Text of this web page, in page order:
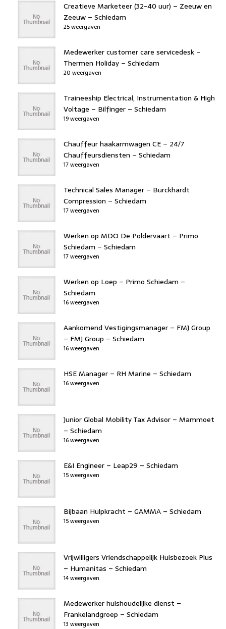
Creatieve Marketeer (32-40 uur) – Zeeuw en
Zeeuw – Schiedam
25 weergaven
Medewerker customer care servicedesk –
Thermen Holiday – Schiedam
20 weergaven
Traineeship Electrical, Instrumentation & High
Voltage – Bilfinger – Schiedam
19 weergaven
Chauffeur haakarmwagen CE – 24/7
Chauffeursdiensten – Schiedam
17 weergaven
Technical Sales Manager – Burckhardt
Compression – Schiedam
17 weergaven
Werken op MDO De Poldervaart – Primo
Schiedam – Schiedam
17 weergaven
Werken op Loep – Primo Schiedam –
Schiedam
16 weergaven
Aankomend Vestigingsmanager – FMJ Group
– FMJ Group – Schiedam
16 weergaven
HSE Manager – RH Marine – Schiedam
16 weergaven
Junior Global Mobility Tax Advisor – Mammoet
– Schiedam
16 weergaven
E&I Engineer – Leap29 – Schiedam
15 weergaven
Bijbaan Hulpkracht – GAMMA – Schiedam
15 weergaven
Vrijwilligers Vriendschappelijk Huisbezoek Plus
– Humanitas – Schiedam
14 weergaven
Medewerker huishoudelijke dienst –
Frankelandgroep – Schiedam
13 weergaven